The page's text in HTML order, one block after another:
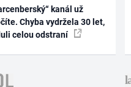
kanál už
Chyba vydržela 30 let,
celou odstraní